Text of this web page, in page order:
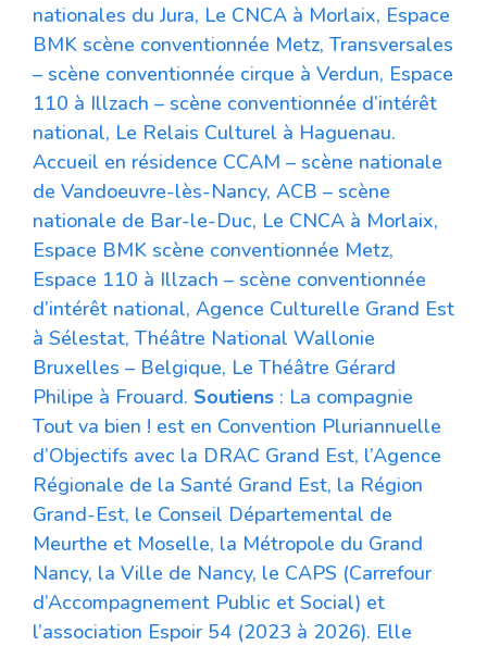
nationales du Jura, Le CNCA à Morlaix, Espace
BMK scène conventionnée Metz, Transversales
– scène conventionnée cirque à Verdun, Espace
110 à Illzach – scène conventionnée d’intérêt
national, Le Relais Culturel à Haguenau.
Accueil en résidence CCAM – scène nationale
de Vandoeuvre-lès-Nancy, ACB – scène
nationale de Bar-le-Duc, Le CNCA à Morlaix,
Espace BMK scène conventionnée Metz,
Espace 110 à Illzach – scène conventionnée
d’intérêt national, Agence Culturelle Grand Est
à Sélestat, Théâtre National Wallonie
Bruxelles – Belgique, Le Théâtre Gérard
Philipe à Frouard. Soutiens : La compagnie
Tout va bien ! est en Convention Pluriannuelle
d’Objectifs avec la DRAC Grand Est, l’Agence
Régionale de la Santé Grand Est, la Région
Grand-Est, le Conseil Départemental de
Meurthe et Moselle, la Métropole du Grand
Nancy, la Ville de Nancy, le CAPS (Carrefour
d’Accompagnement Public et Social) et
l’association Espoir 54 (2023 à 2026). Elle